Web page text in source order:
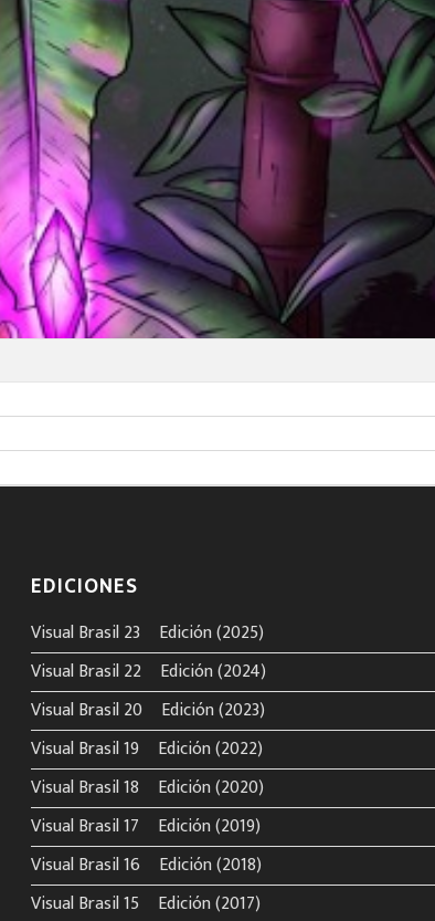
EDICIONES
Visual Brasil 23º Edición (2025)
Visual Brasil 22º Edición (2024)
Visual Brasil 20º Edición (2023)
Visual Brasil 19º Edición (2022)
Visual Brasil 18º Edición (2020)
Visual Brasil 17º Edición (2019)
Visual Brasil 16º Edición (2018)
Visual Brasil 15º Edición (2017)